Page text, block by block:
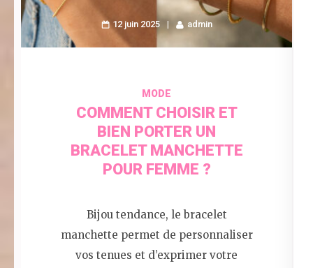
12 juin 2025 admin
MODE
COMMENT CHOISIR ET
BIEN PORTER UN
BRACELET MANCHETTE
POUR FEMME ?
Bijou tendance, le bracelet
manchette permet de personnaliser
vos tenues et d’exprimer votre